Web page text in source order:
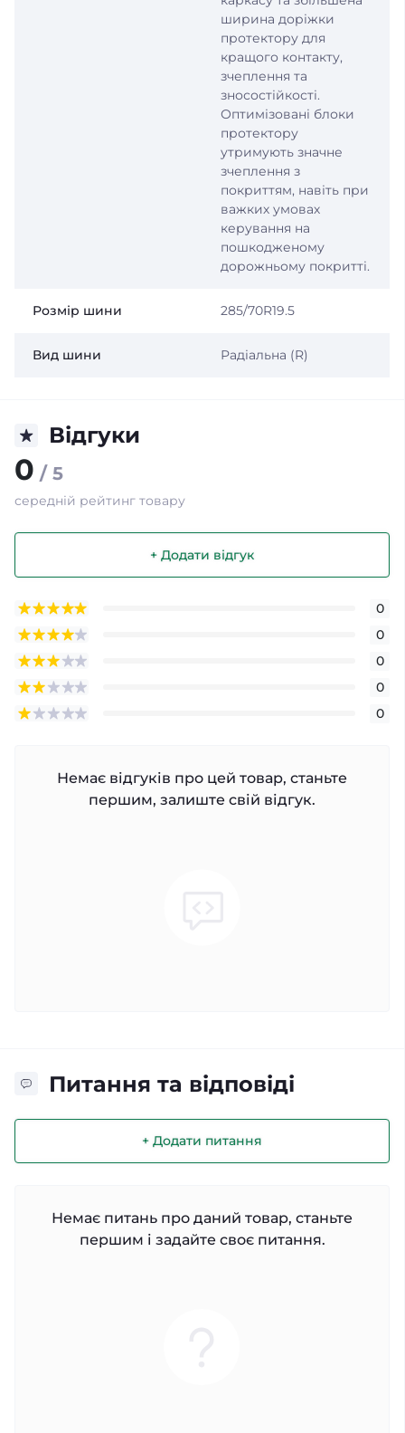
ширина доріжки
протектору для
кращого контакту,
зчеплення та
зносостійкості.
Оптимізовані блоки
протектору
утримують значне
зчеплення з
покриттям, навіть при
важких умовах
керування на
пошкодженому
дорожньому покритті.
Розмір шини 285/70R19.5
Вид шини Радіальна (R)
Відгуки
0 / 5
середній рейтинг товару
+ Додати відгук
0
0
0
0
0
Немає відгуків про цей товар, станьте
першим, залиште свій відгук.
Питання та відповіді
+ Додати питання
Немає питань про даний товар, станьте
першим і задайте своє питання.